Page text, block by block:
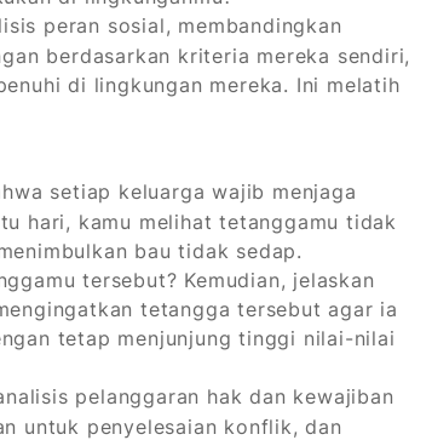
peran sosial, membandingkan
berdasarkan kriteria mereka sendiri,
di lingkungan mereka. Ini melatih
setiap keluarga wajib menjaga
hari, kamu melihat tetanggamu tidak
bau tidak sedap.
tersebut? Kemudian, jelaskan
tetangga tersebut agar ia
tetap menjunjung tinggi nilai-nilai
pelanggaran hak dan kewajiban
untuk penyelesaian konflik, dan